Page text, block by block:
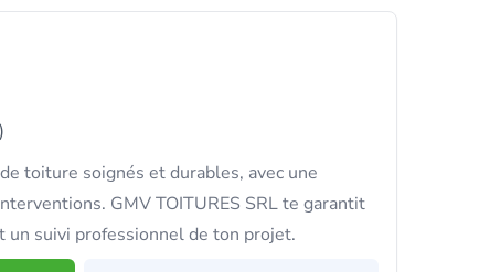
toiture soignés et durables, avec une
GMV TOITURES SRL te garantit
un suivi professionnel de ton projet.